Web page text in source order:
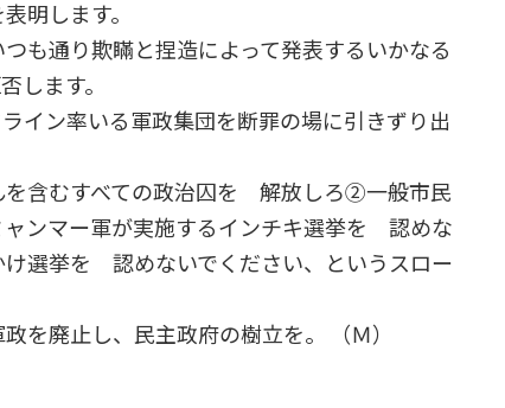
明します。
も通り欺瞞と捏造によって発表するいかなる
します。
イン率いる軍政集団を断罪の場に引きずり出
含むすべての政治囚を 解放しろ②一般市民
ンマー軍が実施するインチキ選挙を 認めな
選挙を 認めないでください、というスロー
を廃止し、民主政府の樹立を。 （Ｍ）